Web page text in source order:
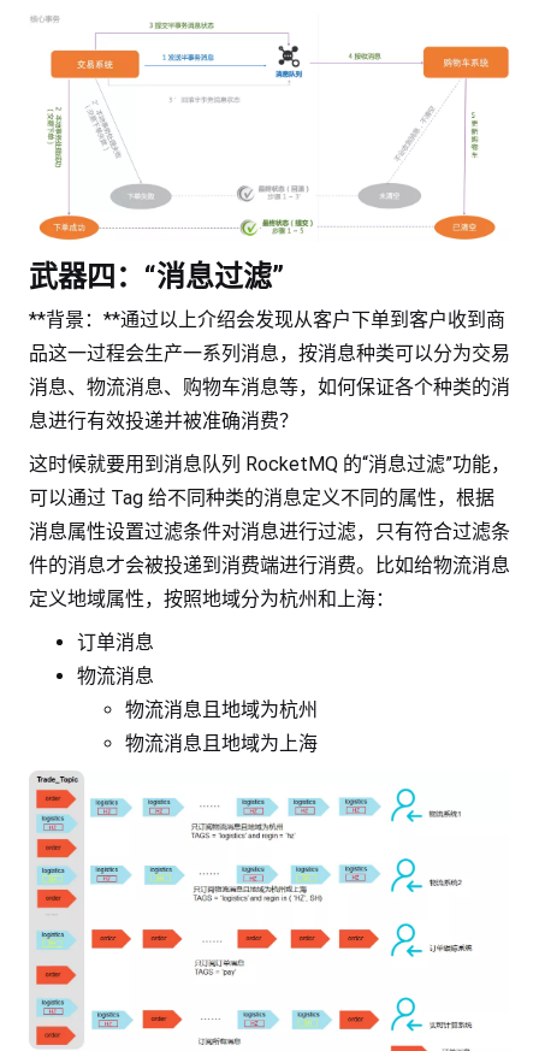
武器四：“消息过滤”
**背景：**通过以上介绍会发现从客户下单到客户收到商
品这一过程会生产一系列消息，按消息种类可以分为交易
消息、物流消息、购物车消息等，如何保证各个种类的消
息进行有效投递并被准确消费？
这时候就要用到消息队列 RocketMQ 的“消息过滤”功能，
可以通过 Tag 给不同种类的消息定义不同的属性，根据
消息属性设置过滤条件对消息进行过滤，只有符合过滤条
件的消息才会被投递到消费端进行消费。比如给物流消息
定义地域属性，按照地域分为杭州和上海：
订单消息
物流消息
物流消息且地域为杭州
物流消息且地域为上海